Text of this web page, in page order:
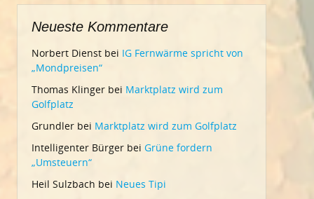
Neueste Kommentare
Norbert Dienst bei IG Fernwärme spricht von
„Mondpreisen“
Thomas Klinger bei Marktplatz wird zum
Golfplatz
Grundler bei Marktplatz wird zum Golfplatz
Intelligenter Bürger bei Grüne fordern
„Umsteuern“
Heil Sulzbach bei Neues Tipi